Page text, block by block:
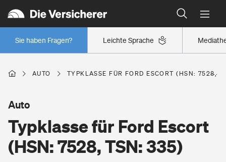
Leichte Sprache
Sie haben Fragen?
Wer versichert was: Jetzt Versicherer finden
Regionalklassen: So ist Ihre Region eingestuft
Wer versichert was: Jetzt Versicherer finden
Berufsunfähigkeitsversicherung
Erwerbsunfähigkeitsversicherung
Wohnen
AUTO TYPKLASSE FÜR FORD ESCORT (HSN: 7528,
Typklasse für Ford Escort
(HSN: 7528, TSN: 335)
Auto